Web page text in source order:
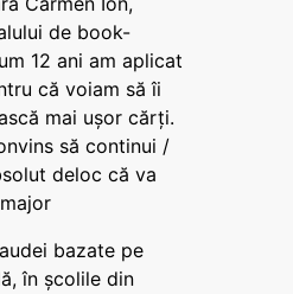
de book-
12 ani am aplicat
că voiam să îi
mai ușor cărți.
să continui /
deloc că va
bazate pe
în școlile din